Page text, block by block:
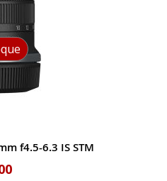
f4.5-6.3 IS STM